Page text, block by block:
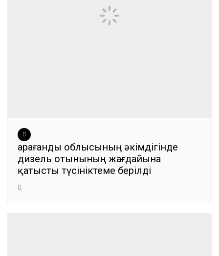
Қарағанды облысының әкімдігінде
дизель отынының жағдайына
қатысты түсініктеме берілді